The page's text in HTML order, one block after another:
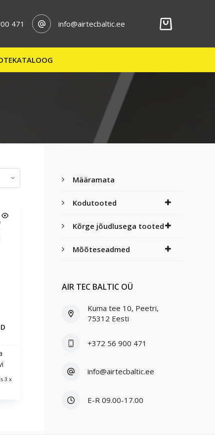
471 info@airtecbaltic.ee
3 x
Määramata
Kodutooted
Kõrge jõudlusega tooted
Mõõteseadmed
AIR TEC BALTIC OÜ
Kuma tee 10, Peetri,
75312 Eesti
+372 56 900 471
info@airtecbaltic.ee
E-R 09.00-17.00